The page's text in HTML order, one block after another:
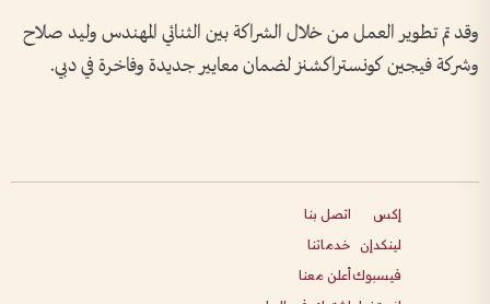
وقد تم تطوير العمل من خلال الشراكة بين الثنائي المهندس وليد صلاح
وشركة فيجين كونستراكشنز لضمان معايير جديدة وفاخرة في دبي.
إكس
لينكدإن
فيسبوك
اتصل بنا
خدماتنا
أعلن معنا